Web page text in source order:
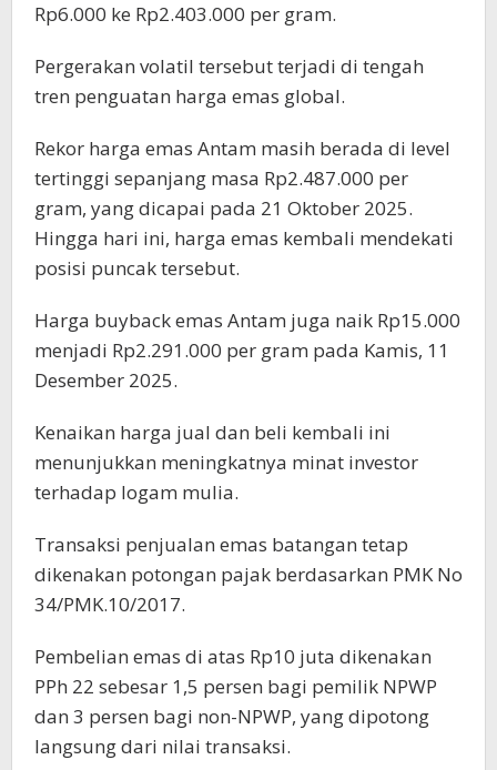
Rp6.000 ke Rp2.403.000 per gram.
Pergerakan volatil tersebut terjadi di tengah
tren penguatan harga emas global.
Rekor harga emas Antam masih berada di level
tertinggi sepanjang masa Rp2.487.000 per
gram, yang dicapai pada 21 Oktober 2025.
Hingga hari ini, harga emas kembali mendekati
posisi puncak tersebut.
Harga buyback emas Antam juga naik Rp15.000
menjadi Rp2.291.000 per gram pada Kamis, 11
Desember 2025.
Kenaikan harga jual dan beli kembali ini
menunjukkan meningkatnya minat investor
terhadap logam mulia.
Transaksi penjualan emas batangan tetap
dikenakan potongan pajak berdasarkan PMK No
34/PMK.10/2017.
Pembelian emas di atas Rp10 juta dikenakan
PPh 22 sebesar 1,5 persen bagi pemilik NPWP
dan 3 persen bagi non-NPWP, yang dipotong
langsung dari nilai transaksi.